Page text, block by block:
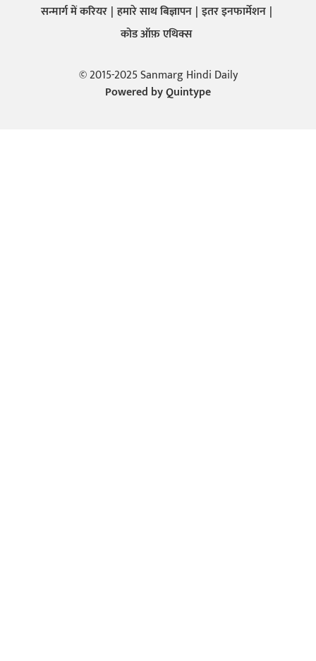
सन्मार्ग में करियर हमारे साथ बिज्ञापन इतर इनफार्मेशन
कोड ऑफ़ एथिक्स
© 2015-2025 Sanmarg Hindi Daily
Powered byQuintype